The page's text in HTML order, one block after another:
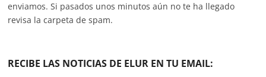
enviamos. Si pasados unos minutos aún no te ha llegado
revisa la carpeta de spam.
RECIBE LAS NOTICIAS DE ELUR EN TU EMAIL: